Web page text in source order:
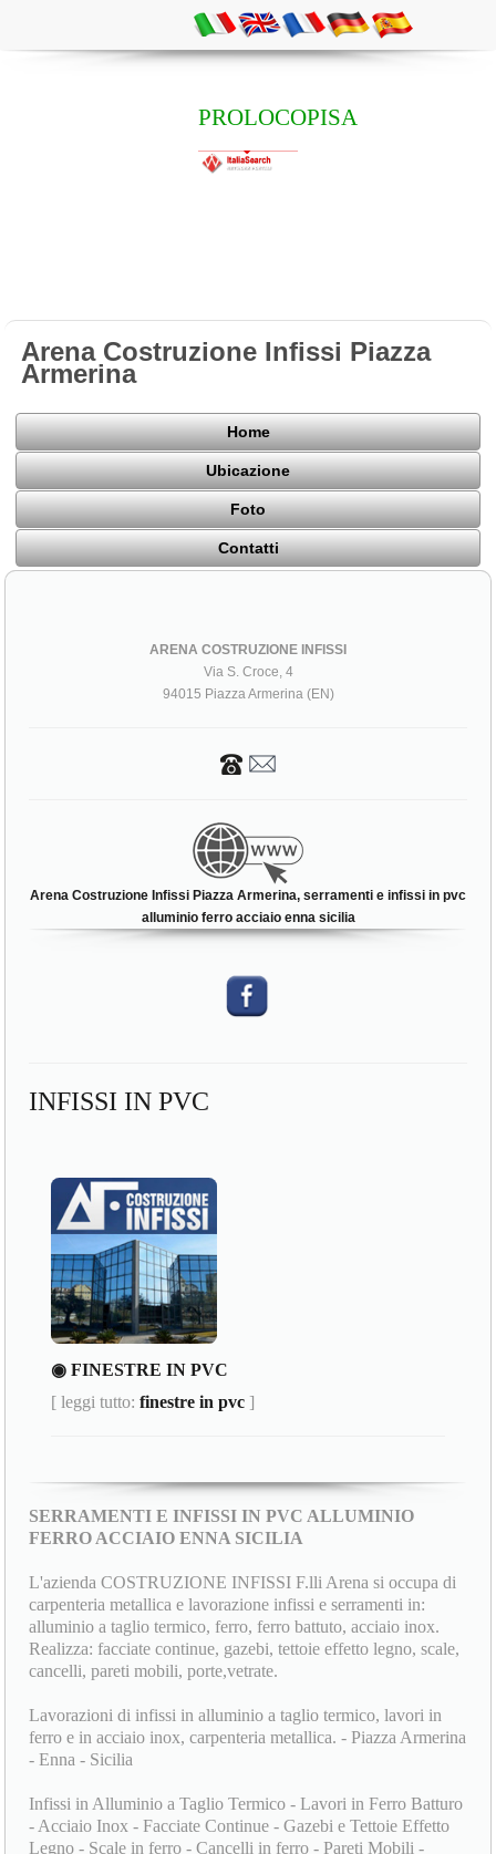
PROLOCOPISA
Arena Costruzione Infissi Piazza
Armerina
Home
Ubicazione
Foto
Contatti
ARENA COSTRUZIONE INFISSI
Via S. Croce, 4
94015 Piazza Armerina (EN)
Arena Costruzione Infissi Piazza Armerina, serramenti e infissi in pvc
alluminio ferro acciaio enna sicilia
INFISSI IN PVC
◉ FINESTRE IN PVC
[ leggi tutto:finestre in pvc ]
SERRAMENTI E INFISSI IN PVC ALLUMINIO
FERRO ACCIAIO ENNA SICILIA
L'azienda COSTRUZIONE INFISSI F.lli Arena si occupa di
carpenteria metallica e lavorazione infissi e serramenti in:
alluminio a taglio termico, ferro, ferro battuto, acciaio inox.
Realizza: facciate continue, gazebi, tettoie effetto legno, scale,
cancelli, pareti mobili, porte,vetrate.
Lavorazioni di infissi in alluminio a taglio termico, lavori in
ferro e in acciaio inox, carpenteria metallica. - Piazza Armerina
- Enna - Sicilia
Infissi in Alluminio a Taglio Termico - Lavori in Ferro Batturo
- Acciaio Inox - Facciate Continue - Gazebi e Tettoie Effetto
Legno - Scale in ferro - Cancelli in ferro - Pareti Mobili -